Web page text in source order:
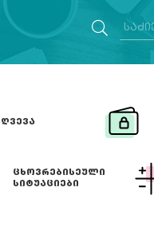
ᲪᲮᲝᲕᲠᲔᲑᲘᲡᲔᲣᲚᲘ
ᲡᲘᲢᲣᲐᲪᲘᲔᲑᲘ